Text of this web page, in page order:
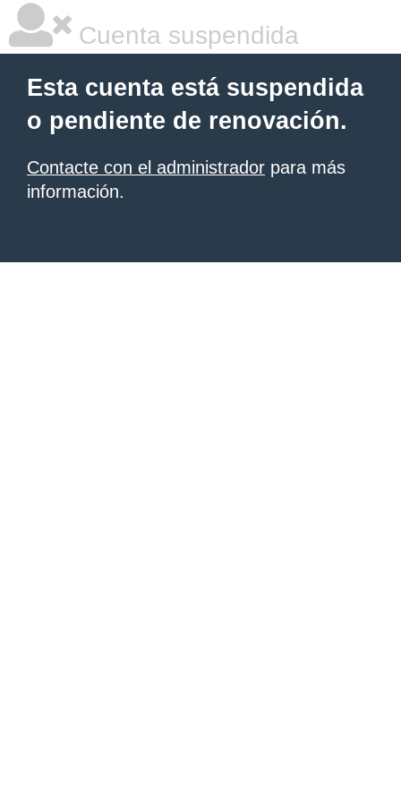
Cuenta suspendida
Esta cuenta está suspendida
o pendiente de renovación.
Contacte con el administrador para más
información.